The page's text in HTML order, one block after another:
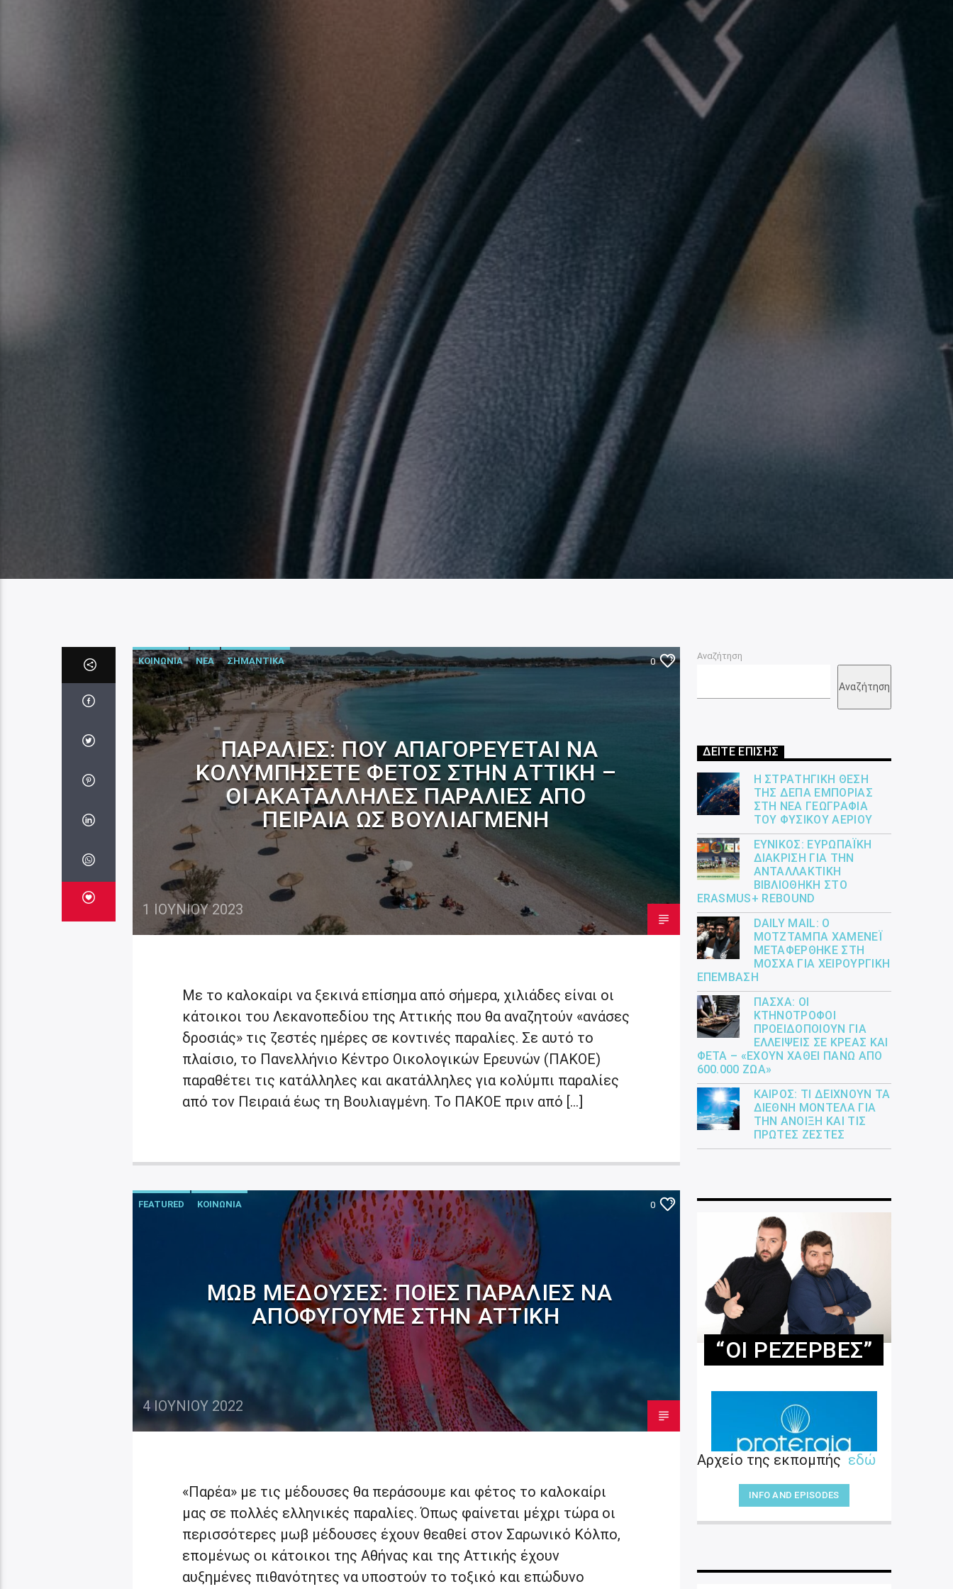
ΚΟΙΝΩΝΙΑ ΝΕΑ ΣΗΜΑΝΤΙΚΑ 0
ΠΑΡΑΛΊΕΣ: ΠΟΎ ΑΠΑΓΟΡΕΎΕΤΑΙ ΝΑ
ΚΟΛΥΜΠΉΣΕΤΕ ΦΈΤΟΣ ΣΤΗΝ ΑΤΤΙΚΉ –
ΟΙ ΑΚΑΤΆΛΛΗΛΕΣ ΠΑΡΑΛΊΕΣ ΑΠΌ
ΠΕΙΡΑΙΆ ΩΣ ΒΟΥΛΙΑΓΜΈΝΗ
1 ΙΟΥΝΊΟΥ 2023
Με το καλοκαίρι να ξεκινά επίσημα από σήμερα, χιλιάδες είναι οι
κάτοικοι του Λεκανοπεδίου της Αττικής που θα αναζητούν «ανάσες
δροσιάς» τις ζεστές ημέρες σε κοντινές παραλίες. Σε αυτό το
πλαίσιο, το Πανελλήνιο Κέντρο Οικολογικών Ερευνών (ΠΑΚΟΕ)
παραθέτει τις κατάλληλες και ακατάλληλες για κολύμπι παραλίες
από τον Πειραιά έως τη Βουλιαγμένη. Το ΠΑΚΟΕ πριν από […]
FEATURED ΚΟΙΝΩΝΙΑ 0
ΜΩΒ ΜΈΔΟΥΣΕΣ: ΠΟΙΕΣ ΠΑΡΑΛΊΕΣ ΝΑ
ΑΠΟΦΎΓΟΥΜΕ ΣΤΗΝ ΑΤΤΙΚΉ
4 ΙΟΥΝΊΟΥ 2022
«Παρέα» με τις μέδουσες θα περάσουμε και φέτος το καλοκαίρι
μας σε πολλές ελληνικές παραλίες. Όπως φαίνεται μέχρι τώρα οι
περισσότερες μωβ μέδουσες έχουν θεαθεί στον Σαρωνικό Κόλπο,
επομένως οι κάτοικοι της Αθήνας και της Αττικής έχουν
αυξημένες πιθανότητες να υποστούν το τοξικό και επώδυνο
Αναζήτηση
Αναζήτηση
ΔΕΙΤΕ ΕΠΙΣΗΣ
Η ΣΤΡΑΤΗΓΙΚΉ ΘΈΣΗ
ΤΗΣ ΔΕΠΑ ΕΜΠΟΡΊΑΣ
ΣΤΗ ΝΈΑ ΓΕΩΓΡΑΦΊΑ
ΤΟΥ ΦΥΣΙΚΟΎ ΑΕΡΊΟΥ
ΕΎΝΙΚΟΣ: ΕΥΡΩΠΑΪΚΉ
ΔΙΆΚΡΙΣΗ ΓΙΑ ΤΗΝ
ΑΝΤΑΛΛΑΚΤΙΚΉ
ΒΙΒΛΙΟΘΉΚΗ ΣΤΟ
ERASMUS+ REBOUND
DAILY MAIL: Ο
ΜΟΤΖΤΆΜΠΑ ΧΑΜΕΝΕΪ́
ΜΕΤΑΦΈΡΘΗΚΕ ΣΤΗ
ΜΌΣΧΑ ΓΙΑ ΧΕΙΡΟΥΡΓΙΚΉ
ΕΠΈΜΒΑΣΗ
ΠΆΣΧΑ: ΟΙ
ΚΤΗΝΟΤΡΌΦΟΙ
ΠΡΟΕΙΔΟΠΟΙΟΎΝ ΓΙΑ
ΕΛΛΕΊΨΕΙΣ ΣΕ ΚΡΈΑΣ ΚΑΙ
ΦΈΤΑ – «ΈΧΟΥΝ ΧΑΘΕΊ ΠΆΝΩ ΑΠΌ
600.000 ΖΏΑ»
ΚΑΙΡΌΣ: ΤΙ ΔΕΊΧΝΟΥΝ ΤΑ
ΔΙΕΘΝΉ ΜΟΝΤΈΛΑ ΓΙΑ
ΤΗΝ ΆΝΟΙΞΗ ΚΑΙ ΤΙΣ
ΠΡΏΤΕΣ ΖΈΣΤΕΣ
“ΟΙ ΡΕΖΈΡΒΕΣ”
Αρχείο της εκπομπής εδώ
INFO AND EPISODES